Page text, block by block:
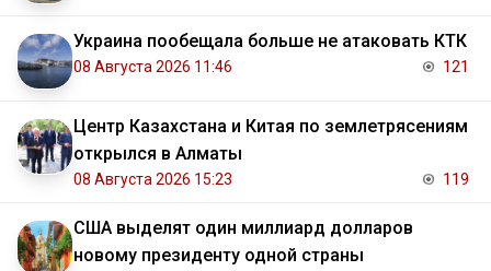
Украина пообещала больше не атаковать КТК
08 Августа 2026 11:46 121
Центр Казахстана и Китая по землетрясениям
открылся в Алматы
08 Августа 2026 15:23 119
США выделят один миллиард долларов
новому президенту одной страны